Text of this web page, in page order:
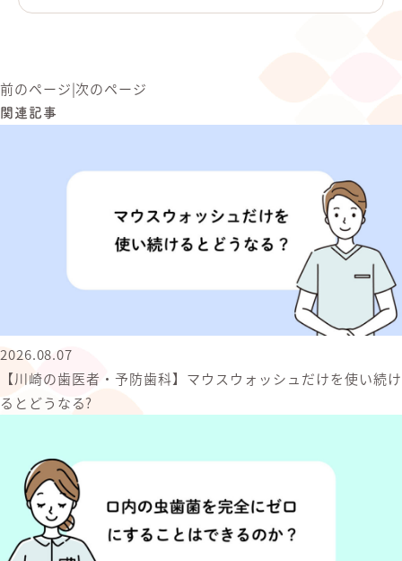
前のページ|次のページ
関連記事
2026.08.07
【川崎の歯医者・予防歯科】マウスウォッシュだけを使い続け
るとどうなる?